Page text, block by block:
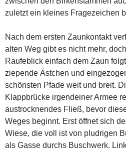
zuletzt ein kleines Fragezeichen
Nach dem ersten Zaunkontakt
alten Weg gibt es nicht mehr,
Raufeblick einfach dem Zaun
ziepende Ästchen und
schönsten Pfade weit und breit.
Klappbrücke irgendeiner Armee
austrocknendes Fließ, bevor
Weges beginnt. Erst öffnet sich
Wiese, die voll ist von pludrigen
als Gasse durchs Buschwerk.